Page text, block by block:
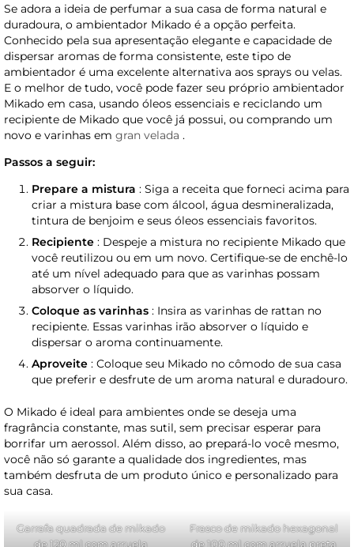
Se adora a ideia de perfumar a sua casa de forma natural e
duradoura, o ambientador Mikado é a opção perfeita.
Conhecido pela sua apresentação elegante e capacidade de
dispersar aromas de forma consistente, este tipo de
ambientador é uma excelente alternativa aos sprays ou velas.
E o melhor de tudo, você pode fazer seu próprio ambientador
Mikado em casa, usando óleos essenciais e reciclando um
recipiente de Mikado que você já possui, ou comprando um
novo e varinhas em gran velada .
Passos a seguir:
Prepare a mistura : Siga a receita que forneci acima para
criar a mistura base com álcool, água desmineralizada,
tintura de benjoim e seus óleos essenciais favoritos.
Recipiente : Despeje a mistura no recipiente Mikado que
você reutilizou ou em um novo. Certifique-se de enchê-lo
até um nível adequado para que as varinhas possam
absorver o líquido.
Coloque as varinhas : Insira as varinhas de rattan no
recipiente. Essas varinhas irão absorver o líquido e
dispersar o aroma continuamente.
Aproveite : Coloque seu Mikado no cômodo de sua casa
que preferir e desfrute de um aroma natural e duradouro.
O Mikado é ideal para ambientes onde se deseja uma
fragrância constante, mas sutil, sem precisar esperar para
borrifar um aerossol. Além disso, ao prepará-lo você mesmo,
você não só garante a qualidade dos ingredientes, mas
também desfruta de um produto único e personalizado para
sua casa.
Garrafa quadrada de mikado
de 120 ml com arruela
Frasco de mikado hexagonal
de 100 ml com arruela preta